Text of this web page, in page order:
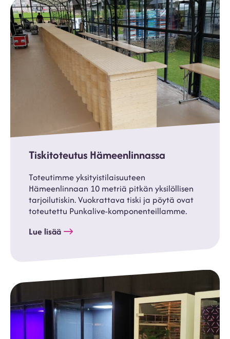
Tiskitoteutus Hämeenlinnassa
Toteutimme yksityistilaisuuteen
Hämeenlinnaan 10 metriä pitkän yksilöllisen
tarjoilutiskin. Vuokrattava tiski ja pöytä ovat
toteutettu Punkalive-komponenteillamme.
Lue lisää